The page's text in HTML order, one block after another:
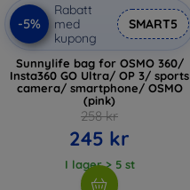
-5%
Rabatt
med
kupong
SMART5
Sunnylife bag for OSMO 360/
Insta360 GO Ultra/ OP 3/ sports
camera/ smartphone/ OSMO
(pink)
258 kr
245 kr
I lager > 5 st